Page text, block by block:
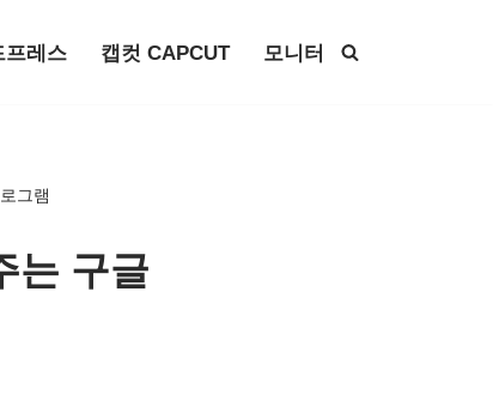
프레스 캡컷 CAPCUT 모니터
그램
는 구글